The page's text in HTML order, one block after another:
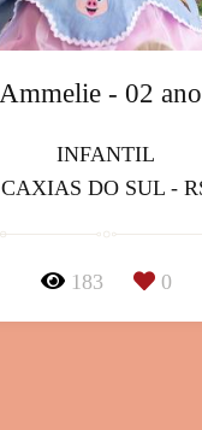
Ammelie - 02
INFANTIL
CAXIAS DO SUL -
183 0